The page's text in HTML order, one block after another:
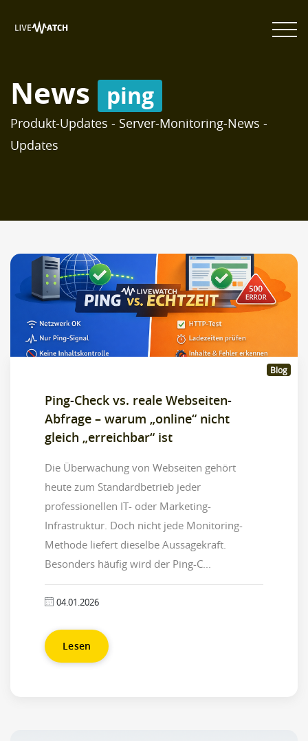
News ping
Produkt-Updates - Server-Monitoring-News -
Updates
Blog
Ping-Check vs. reale Webseiten-
Abfrage – warum „online“ nicht
gleich „erreichbar“ ist
Die Überwachung von Webseiten gehört
heute zum Standardbetrieb jeder
professionellen IT- oder Marketing-
Infrastruktur. Doch nicht jede Monitoring-
Methode liefert dieselbe Aussagekraft.
Besonders häufig wird der Ping-C...
04.01.2026
Lesen